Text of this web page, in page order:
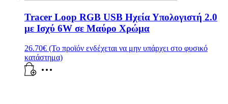
Tracer Loop RGB USB Ηχεία Υπολογιστή 2.0
με Ισχύ 6W σε Μαύρο Χρώμα
26.70€ (Το προϊόν ενδέχεται να μην υπάρχει στο φυσικό
κατάστημα)